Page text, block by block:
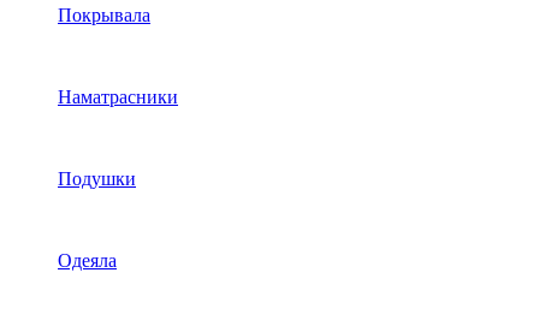
Покрывала
Наматрасники
Подушки
Одеяла